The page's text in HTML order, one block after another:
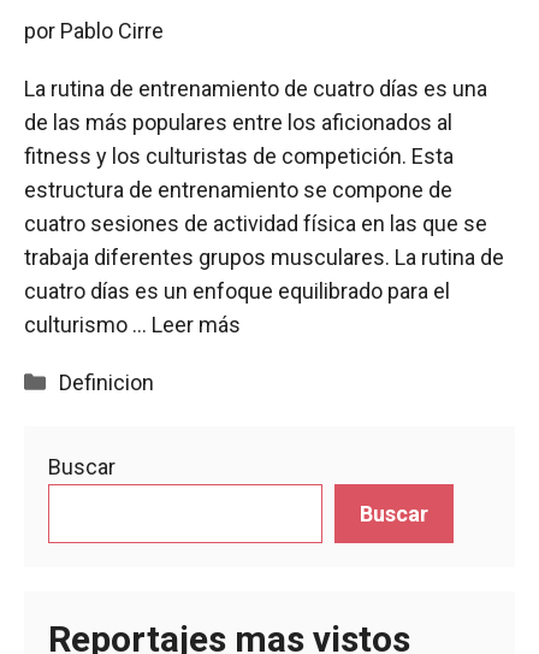
por Pablo Cirre
La rutina de entrenamiento de cuatro días es una
de las más populares entre los aficionados al
fitness y los culturistas de competición. Esta
estructura de entrenamiento se compone de
cuatro sesiones de actividad física en las que se
trabaja diferentes grupos musculares. La rutina de
cuatro días es un enfoque equilibrado para el
culturismo … Leer más
Categorías
Definicion
Buscar
Buscar
Reportajes mas vistos